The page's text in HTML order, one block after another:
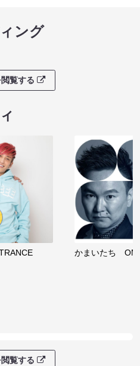
ング
覧する
かまいたち
覧する